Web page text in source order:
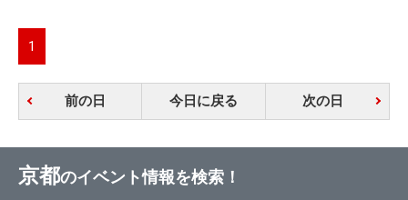
1
前の日 今日に戻る 次の日
京都のイベント情報を検索！